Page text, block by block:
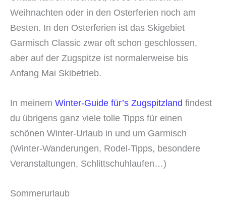
Weihnachten oder in den Osterferien noch am
Besten. In den Osterferien ist das Skigebiet
Garmisch Classic zwar oft schon geschlossen,
aber auf der Zugspitze ist normalerweise bis
Anfang Mai Skibetrieb.
In meinem Winter-Guide für’s Zugspitzland findest
du übrigens ganz viele tolle Tipps für einen
schönen Winter-Urlaub in und um Garmisch
(Winter-Wanderungen, Rodel-Tipps, besondere
Veranstaltungen, Schlittschuhlaufen…)
Sommerurlaub